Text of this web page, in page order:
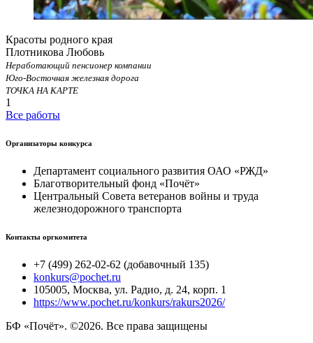
Красоты родного края
Плотникова Любовь
Неработающий пенсионер компании
Юго-Восточная железная дорога
ТОЧКА НА КАРТЕ
1
Все работы
Организаторы конкурса
Департамент социального развития ОАО «РЖД»
Благотворительный фонд «Почёт»
Центральный Совета ветеранов войны и труда
железнодорожного транспорта
Контакты оргкомитета
+7 (499) 262-02-62 (добавочный 135)
konkurs@pochet.ru
105005, Москва, ул. Радио, д. 24, корп. 1
https://www.pochet.ru/konkurs/rakurs2026/
БФ «Почёт». ©2026. Все права защищены